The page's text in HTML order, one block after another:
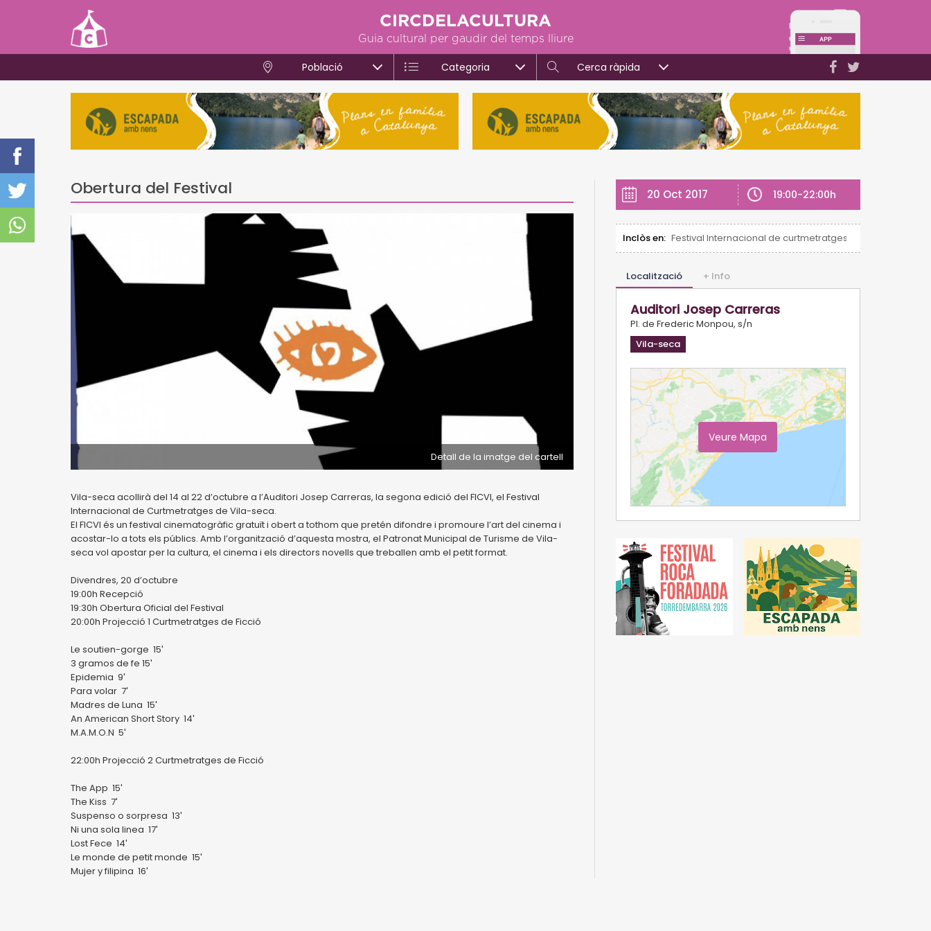
CIRCDELACULTURA
Guia cultural per gaudir del temps lliure
Població Categoria Cerca ràpida
Obertura del Festival
Detall de la imatge del cartell
Vila-seca acollirà del 14 al 22 d’octubre a l’Auditori Josep Carreras, la segona edició del FICVI, el Festival
Internacional de Curtmetratges de Vila-seca.
El FICVI és un festival cinematogràfic gratuït i obert a tothom que pretén difondre i promoure l’art del cinema i
acostar-lo a tots els públics. Amb l’organització d’aquesta mostra, el Patronat Municipal de Turisme de Vila-
seca vol apostar per la cultura, el cinema i els directors novells que treballen amb el petit format.
Divendres, 20 d’octubre
19:00h Recepció
19:30h Obertura Oficial del Festival
20:00h Projecció 1 Curtmetratges de Ficció
Le soutien-gorge 15′
3 gramos de fe 15′
Epidemia 9′
Para volar 7′
Madres de Luna 15′
An American Short Story 14′
M.A.M.O.N 5′
22:00h Projecció 2 Curtmetratges de Ficció
The App 15′
The Kiss 7′
Suspenso o sorpresa 13′
Ni una sola linea 17′
Lost Fece 14′
Le monde de petit monde 15′
Mujer y filipina 16′
20 Oct 2017 19:00-22:00h
Inclòs en: Festival Internacional de curtmetratges
Localització + Info
Auditori Josep Carreras
Pl. de Frederic Monpou, s/n
Vila-seca
Veure Mapa